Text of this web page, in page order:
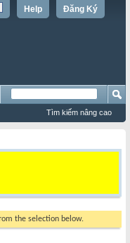
Đăng Ký
Help
Tìm kiếm nâng cao
the selection below.